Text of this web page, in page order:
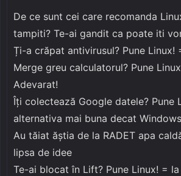
De ce sunt cei care recomanda
tampiti? Te-ai gandit ca poate iti
Ți-a crăpat antivirusul? Pune Linux!
Merge greu calculatorul? Pune
Adevarat!
Îți colectează Google datele? Pune
alternativa mai buna decat
Au tăiat ăștia de la RADET apa
lipsa de idee
Te-ai blocat în Lift? Pune Linux! =